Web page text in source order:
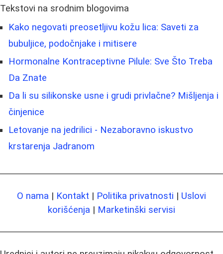
Tekstovi na srodnim blogovima
Kako negovati preosetljivu kožu lica: Saveti za
bubuljice, podočnjake i mitisere
Hormonalne Kontraceptivne Pilule: Sve Što Treba
Da Znate
Da li su silikonske usne i grudi privlačne? Mišljenja i
činjenice
Letovanje na jedrilici - Nezaboravno iskustvo
krstarenja Jadranom
O nama | Kontakt | Politika privatnosti | Uslovi
korišćenja | Marketinški servisi